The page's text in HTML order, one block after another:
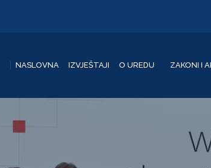
NASLOVNA IZVJEŠTAJI O UREDU ZAKONI I